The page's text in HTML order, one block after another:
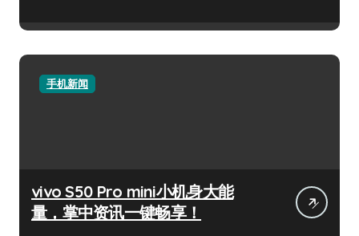
手机新闻
vivo S50 Pro mini小机身大能
量，掌中资讯一键畅享！